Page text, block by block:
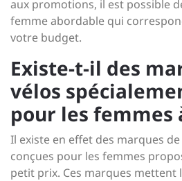
aux promotions, il est possible
femme abordable qui
votre budget.
Existe-t-il des
vélos
pour les femmes
Il existe en effet des marques
conçues pour les femmes
petit prix. Ces marques mettent